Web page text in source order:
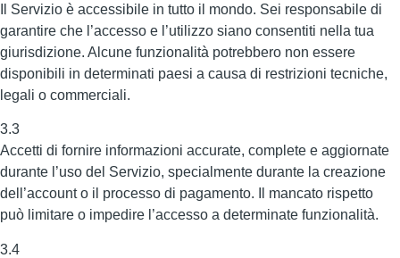
Il Servizio è accessibile in tutto il mondo. Sei responsabile di
garantire che l’accesso e l’utilizzo siano consentiti nella tua
giurisdizione. Alcune funzionalità potrebbero non essere
disponibili in determinati paesi a causa di restrizioni tecniche,
legali o commerciali.
3.3
Accetti di fornire informazioni accurate, complete e aggiornate
durante l’uso del Servizio, specialmente durante la creazione
dell’account o il processo di pagamento. Il mancato rispetto
può limitare o impedire l’accesso a determinate funzionalità.
3.4